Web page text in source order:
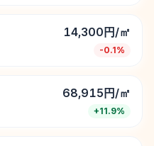
14,300円/㎡
-0.1%
68,915円/㎡
+11.9%